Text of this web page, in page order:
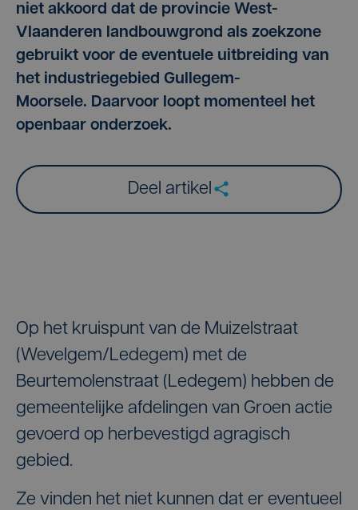
niet akkoord dat de provincie West-
Vlaanderen landbouwgrond als zoekzone
gebruikt voor de eventuele uitbreiding van
het industriegebied Gullegem-
Moorsele. Daarvoor loopt momenteel het
openbaar onderzoek.
Deel artikel
Op het kruispunt van de Muizelstraat
(Wevelgem/Ledegem) met de
Beurtemolenstraat (Ledegem) hebben de
gemeentelijke afdelingen van Groen actie
gevoerd op herbevestigd agragisch
gebied.
Ze vinden het niet kunnen dat er eventueel